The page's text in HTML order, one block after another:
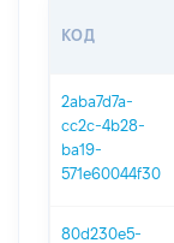
КОД
2aba7d7a-
cc2c-4b28-
ba19-
571e60044f30
80d230e5-